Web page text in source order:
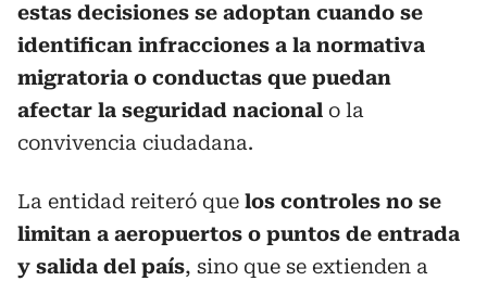
estas decisiones se adoptan cuando se
identifican infracciones a la normativa
migratoria o conductas que puedan
afectar la seguridad nacional o la
convivencia ciudadana.
La entidad reiteró que los controles no se
limitan a aeropuertos o puntos de entrada
y salida del país, sino que se extienden a